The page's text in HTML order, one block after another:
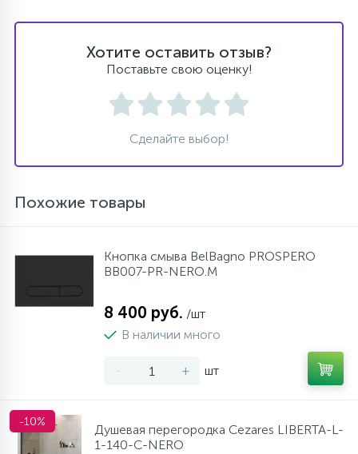
Хотите оставить отзыв?
Поставьте свою оценку!
Сделайте выбор!
Похожие товары
Кнопка смыва BelBagno PROSPERO
BB007-PR-NERO.M
8 400 руб. /шт
В наличии много
- + шт
-10%
Душевая перегородка Cezares LIBERTA-L-
1-140-C-NERO